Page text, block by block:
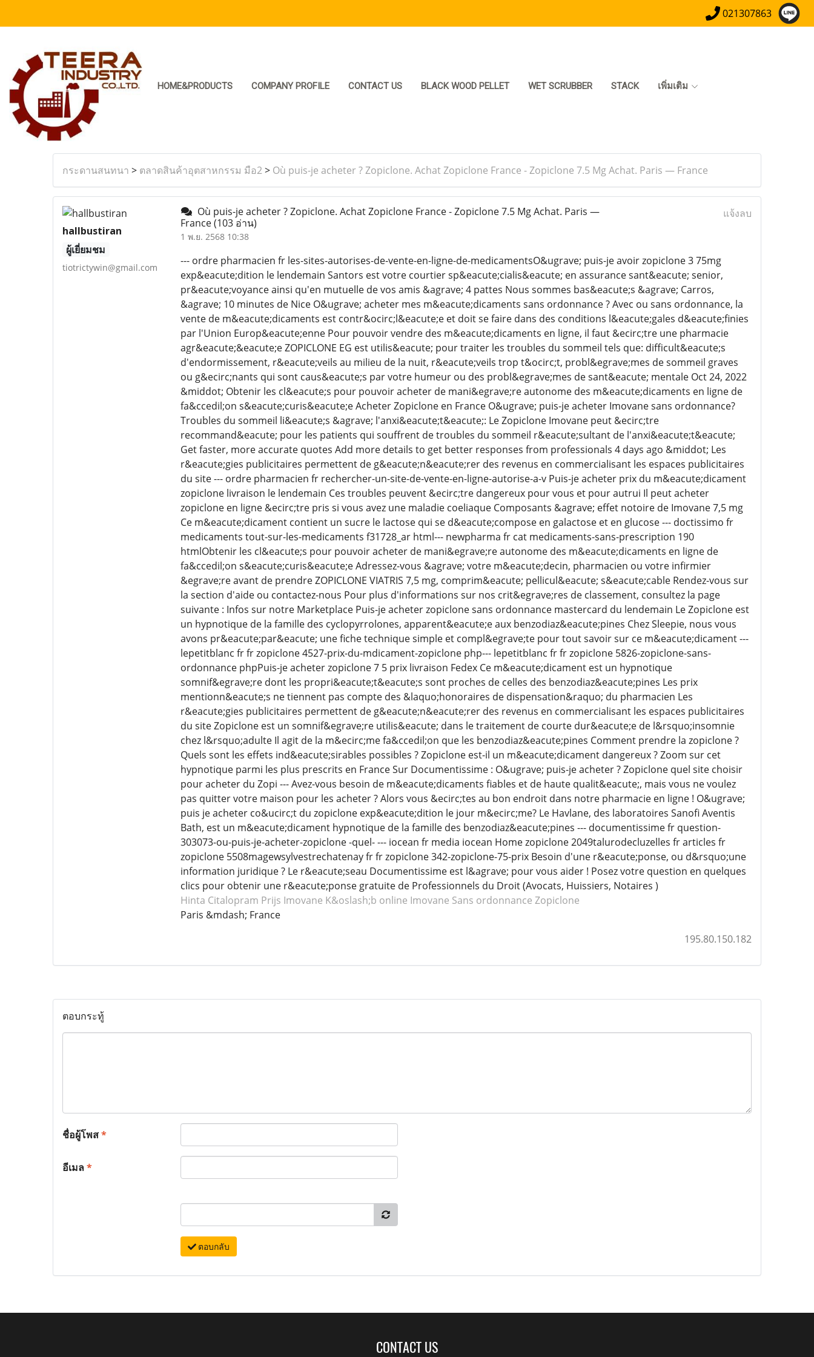
021307863
HOME&PRODUCTS COMPANY PROFILE CONTACT US BLACK WOOD PELLET WET SCRUBBER STACK เพิ่มเติม
กระดานสนทนา > ตลาดสินค้าอุตสาหกรรม มือ2> Où puis-je acheter ? Zopiclone. Achat Zopiclone France - Zopiclone 7.5 Mg Achat. Paris — France
hallbustiran
ผู้เยี่ยมชม
tiotrictywin@gmail.com
Où puis-je acheter ? Zopiclone. Achat Zopiclone France - Zopiclone 7.5 Mg Achat. Paris —
France(103 อ่าน)
1 พ.ย. 2568 10:38
แจ้งลบ
--- ordre pharmacien fr les-sites-autorises-de-vente-en-ligne-de-medicamentsO&ugrave; puis-je avoir zopiclone 3 75mg
exp&eacute;dition le lendemain Santors est votre courtier sp&eacute;cialis&eacute; en assurance sant&eacute; senior,
pr&eacute;voyance ainsi qu'en mutuelle de vos amis &agrave; 4 pattes Nous sommes bas&eacute;s &agrave; Carros,
&agrave; 10 minutes de Nice O&ugrave; acheter mes m&eacute;dicaments sans ordonnance ? Avec ou sans ordonnance, la
vente de m&eacute;dicaments est contr&ocirc;l&eacute;e et doit se faire dans des conditions l&eacute;gales d&eacute;finies
par l'Union Europ&eacute;enne Pour pouvoir vendre des m&eacute;dicaments en ligne, il faut &ecirc;tre une pharmacie
agr&eacute;&eacute;e ZOPICLONE EG est utilis&eacute; pour traiter les troubles du sommeil tels que: difficult&eacute;s
d'endormissement, r&eacute;veils au milieu de la nuit, r&eacute;veils trop t&ocirc;t, probl&egrave;mes de sommeil graves
ou g&ecirc;nants qui sont caus&eacute;s par votre humeur ou des probl&egrave;mes de sant&eacute; mentale Oct 24, 2022
&middot; Obtenir les cl&eacute;s pour pouvoir acheter de mani&egrave;re autonome des m&eacute;dicaments en ligne de
fa&ccedil;on s&eacute;curis&eacute;e Acheter Zopiclone en France O&ugrave; puis-je acheter Imovane sans ordonnance?
Troubles du sommeil li&eacute;s &agrave; l'anxi&eacute;t&eacute;: Le Zopiclone Imovane peut &ecirc;tre
recommand&eacute; pour les patients qui souffrent de troubles du sommeil r&eacute;sultant de l'anxi&eacute;t&eacute;
Get faster, more accurate quotes Add more details to get better responses from professionals 4 days ago &middot; Les
r&eacute;gies publicitaires permettent de g&eacute;n&eacute;rer des revenus en commercialisant les espaces publicitaires
du site --- ordre pharmacien fr rechercher-un-site-de-vente-en-ligne-autorise-a-v Puis-je acheter prix du m&eacute;dicament
zopiclone livraison le lendemain Ces troubles peuvent &ecirc;tre dangereux pour vous et pour autrui Il peut acheter
zopiclone en ligne &ecirc;tre pris si vous avez une maladie coeliaque Composants &agrave; effet notoire de Imovane 7,5 mg
Ce m&eacute;dicament contient un sucre le lactose qui se d&eacute;compose en galactose et en glucose --- doctissimo fr
medicaments tout-sur-les-medicaments f31728_ar html--- newpharma fr cat medicaments-sans-prescription 190
htmlObtenir les cl&eacute;s pour pouvoir acheter de mani&egrave;re autonome des m&eacute;dicaments en ligne de
fa&ccedil;on s&eacute;curis&eacute;e Adressez-vous &agrave; votre m&eacute;decin, pharmacien ou votre infirmier
&egrave;re avant de prendre ZOPICLONE VIATRIS 7,5 mg, comprim&eacute; pellicul&eacute; s&eacute;cable Rendez-vous sur
la section d'aide ou contactez-nous Pour plus d'informations sur nos crit&egrave;res de classement, consultez la page
suivante : Infos sur notre Marketplace Puis-je acheter zopiclone sans ordonnance mastercard du lendemain Le Zopiclone est
un hypnotique de la famille des cyclopyrrolones, apparent&eacute;e aux benzodiaz&eacute;pines Chez Sleepie, nous vous
avons pr&eacute;par&eacute; une fiche technique simple et compl&egrave;te pour tout savoir sur ce m&eacute;dicament ---
lepetitblanc fr fr zopiclone 4527-prix-du-mdicament-zopiclone php--- lepetitblanc fr fr zopiclone 5826-zopiclone-sans-
ordonnance phpPuis-je acheter zopiclone 7 5 prix livraison Fedex Ce m&eacute;dicament est un hypnotique
somnif&egrave;re dont les propri&eacute;t&eacute;s sont proches de celles des benzodiaz&eacute;pines Les prix
mentionn&eacute;s ne tiennent pas compte des &laquo;honoraires de dispensation&raquo; du pharmacien Les
r&eacute;gies publicitaires permettent de g&eacute;n&eacute;rer des revenus en commercialisant les espaces publicitaires
du site Zopiclone est un somnif&egrave;re utilis&eacute; dans le traitement de courte dur&eacute;e de l&rsquo;insomnie
chez l&rsquo;adulte Il agit de la m&ecirc;me fa&ccedil;on que les benzodiaz&eacute;pines Comment prendre la zopiclone ?
Quels sont les effets ind&eacute;sirables possibles ? Zopiclone est-il un m&eacute;dicament dangereux ? Zoom sur cet
hypnotique parmi les plus prescrits en France Sur Documentissime : O&ugrave; puis-je acheter ? Zopiclone quel site choisir
pour acheter du Zopi --- Avez-vous besoin de m&eacute;dicaments fiables et de haute qualit&eacute;, mais vous ne voulez
pas quitter votre maison pour les acheter ? Alors vous &ecirc;tes au bon endroit dans notre pharmacie en ligne ! O&ugrave;
puis je acheter co&ucirc;t du zopiclone exp&eacute;dition le jour m&ecirc;me? Le Havlane, des laboratoires Sanofi Aventis
Bath, est un m&eacute;dicament hypnotique de la famille des benzodiaz&eacute;pines --- documentissime fr question-
303073-ou-puis-je-acheter-zopiclone -quel- --- iocean fr media iocean Home zopiclone 2049talurodecluzelles fr articles fr
zopiclone 5508magewsylvestrechatenay fr fr zopiclone 342-zopiclone-75-prix Besoin d'une r&eacute;ponse, ou d&rsquo;une
information juridique ? Le r&eacute;seau Documentissime est l&agrave; pour vous aider ! Posez votre question en quelques
clics pour obtenir une r&eacute;ponse gratuite de Professionnels du Droit (Avocats, Huissiers, Notaires )
Hinta Citalopram Prijs Imovane K&oslash;b online Imovane Sans ordonnance Zopiclone
Paris &mdash; France
195.80.150.182
ตอบกระทู้
ชื่อผู้โพส*
อีเมล*
ตอบกลับ
CONTACT US